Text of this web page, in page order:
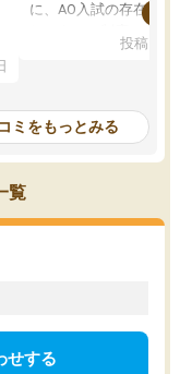
に、AO入試の存在を息
たことから、AOIに入塾
で、AO入試を改めて知
それに対しての具体的な
ことでした。更に子供の
けてらっしゃいますので
投稿日：
ミをもっとみる
覧
せする